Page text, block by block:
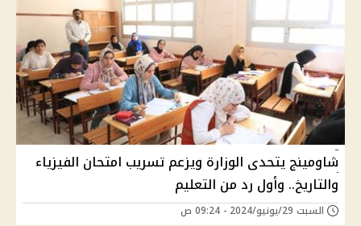
شاومينج يتحدى الوزارة ويزعم تسريب امتحان الفيزياء
والتاريخ.. وأول رد من التعليم
السبت 29/يونيو/2024 - 09:24 ص